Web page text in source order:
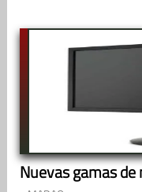
Nuevas gamas